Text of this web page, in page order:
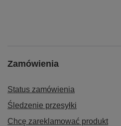
Zamówienia
Status zamówienia
Śledzenie przesyłki
Chcę zareklamować produkt